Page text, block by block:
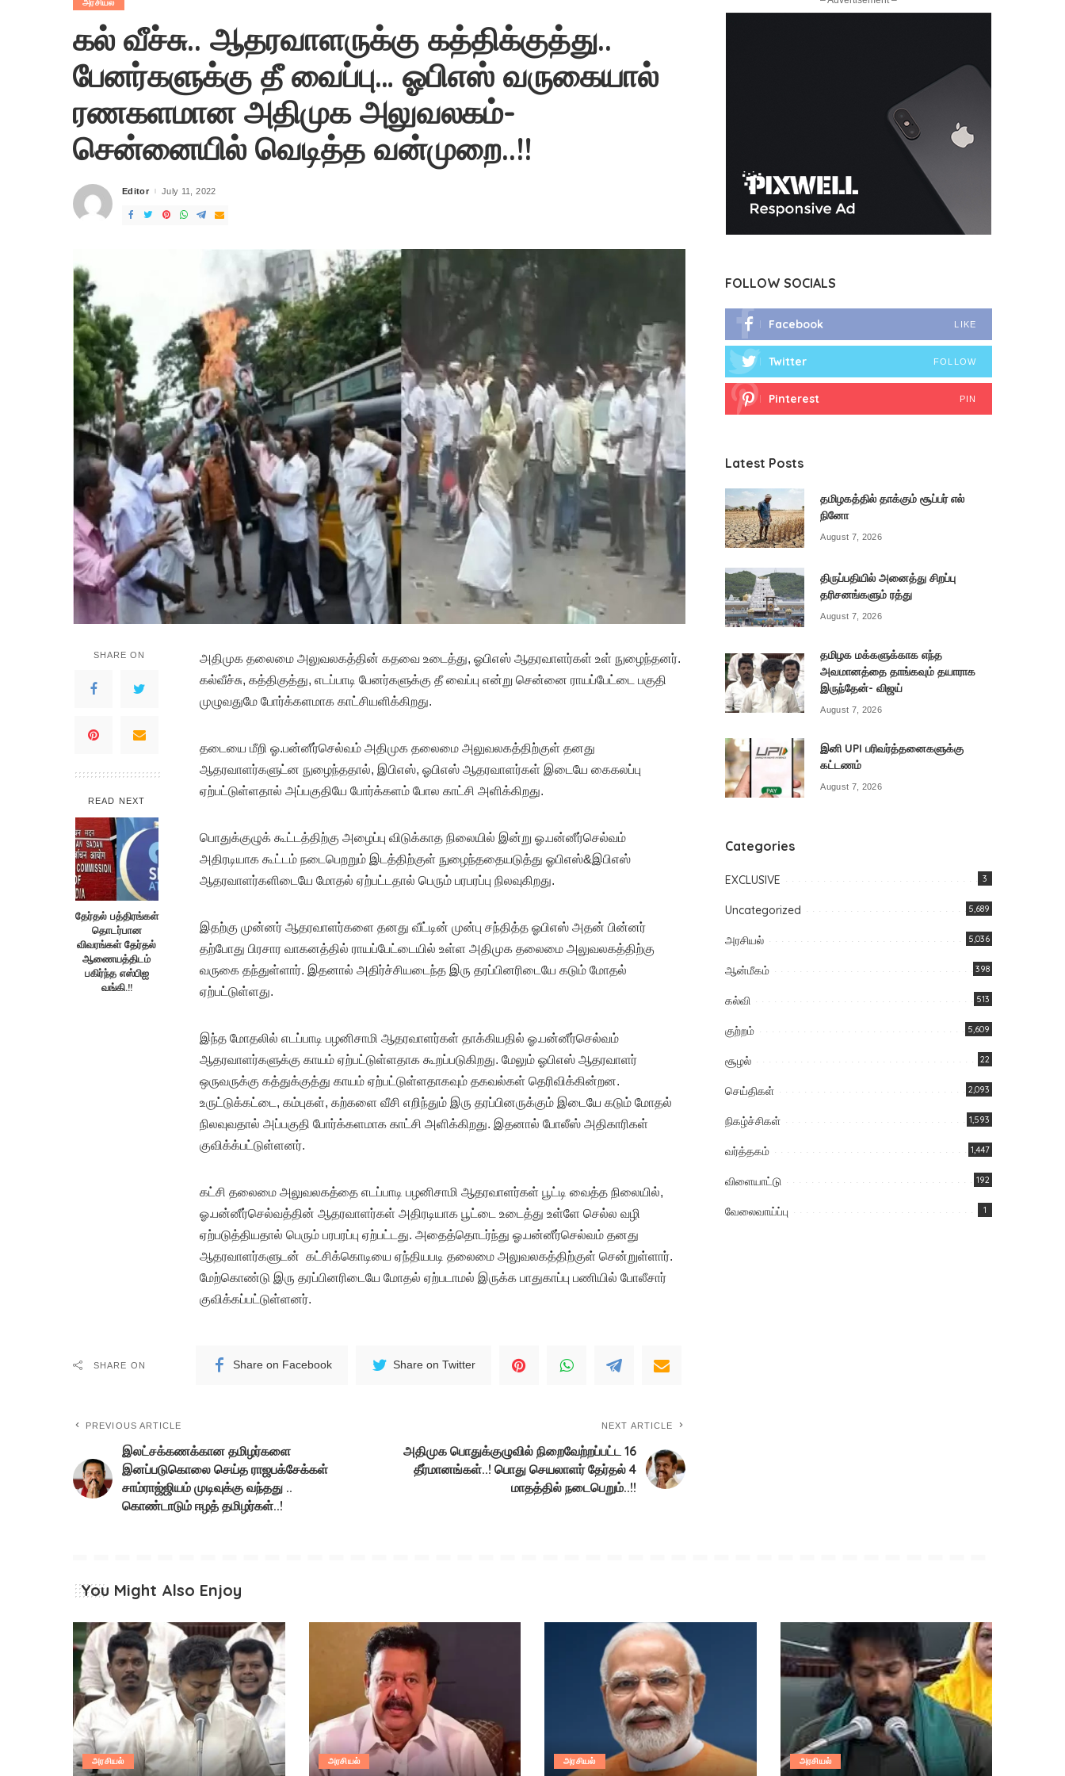
அரசியல்
கல் வீச்சு.. ஆதரவாளருக்கு கத்திக்குத்து..
பேனர்களுக்கு தீ வைப்பு… ஓபிஎஸ் வருகையால்
ரணகளமான அதிமுக அலுவலகம்-
சென்னையில் வெடித்த வன்முறை..!!
Posted
Editor July 11, 2022
SHARE ON
READ NEXT
தேர்தல் பத்திரங்கள்
தொடர்பான
விவரங்கள் தேர்தல்
ஆணையத்திடம்
பகிர்ந்த எஸ்பிஐ
வங்கி.!!
அதிமுக தலைமை அலுவலகத்தின் கதவை உடைத்து, ஓபிஎஸ் ஆதரவாளர்கள் உள் நுழைந்தனர்.
கல்வீச்சு, கத்திகுத்து, எடப்பாடி பேனர்களுக்கு தீ வைப்பு என்று சென்னை ராயப்பேட்டை பகுதி
முழுவதுமே போர்க்களமாக காட்சியளிக்கிறது.
தடையை மீறி ஓ.பன்னீர்செல்வம் அதிமுக தலைமை அலுவலகத்திற்குள் தனது
ஆதரவாளர்களுட்ன நுழைந்ததால், இபிஎஸ், ஓபிஎஸ் ஆதரவாளர்கள் இடையே கைகலப்பு
ஏற்பட்டுள்ளதால் அப்பகுதியே போர்க்களம் போல காட்சி அளிக்கிறது.
பொதுக்குழுக் கூட்டத்திற்கு அழைப்பு விடுக்காத நிலையில் இன்று ஓ.பன்னீர்செல்வம்
அதிரடியாக கூட்டம் நடைபெறறும் இடத்திற்குள் நுழைந்ததையடுத்து ஓபிஎஸ்&இபிஎஸ்
ஆதரவாளர்களிடையே மோதல் ஏற்பட்டதால் பெரும் பரபரப்பு நிலவுகிறது.
இதற்கு முன்னர் ஆதரவாளர்களை தனது வீட்டின் முன்பு சந்தித்த ஓபிஎஸ் அதன் பின்னர்
தற்போது பிரசார வாகனத்தில் ராயப்பேட்டையில் உள்ள அதிமுக தலைமை அலுவலகத்திற்கு
வருகை தந்துள்ளார். இதனால் அதிர்ச்சியடைந்த இரு தரப்பினரிடையே கடும் மோதல்
ஏற்பட்டுள்ளது.
இந்த மோதலில் எடப்பாடி பழனிசாமி ஆதரவாளர்கள் தாக்கியதில் ஓ.பன்னீர்செல்வம்
ஆதரவாளர்களுக்கு காயம் ஏற்பட்டுள்ளதாக கூறப்படுகிறது. மேலும் ஓபிஎஸ் ஆதரவாளர்
ஒருவருக்கு கத்துக்குத்து காயம் ஏற்பட்டுள்ளதாகவும் தகவல்கள் தெரிவிக்கின்றன.
உருட்டுக்கட்டை, கம்புகள், கற்களை வீசி எறிந்தும் இரு தரப்பினருக்கும் இடையே கடும் மோதல்
நிலவுவதால் அப்பகுதி போர்க்களமாக காட்சி அளிக்கிறது. இதனால் போலீஸ் அதிகாரிகள்
குவிக்க்பட்டுள்ளனர்.
கட்சி தலைமை அலுவலகத்தை எடப்பாடி பழனிசாமி ஆதரவாளர்கள் பூட்டி வைத்த நிலையில்,
ஓ.பன்னீர்செல்வத்தின் ஆதரவாளர்கள் அதிரடியாக பூட்டை உடைத்து உள்ளே செல்ல வழி
ஏற்படுத்தியதால் பெரும் பரபரப்பு ஏற்பட்டது. அதைத்தொடர்ந்து ஓ.பன்னீர்செல்வம் தனது
ஆதரவாளர்களுடன் கட்சிக்கொடியை ஏந்தியபடி தலைமை அலுவலகத்திற்குள் சென்றுள்ளார்.
மேற்கொண்டு இரு தரப்பினரிடையே மோதல் ஏற்படாமல் இருக்க பாதுகாப்பு பணியில் போலீசார்
குவிக்கப்பட்டுள்ளனர்.
SHARE ON Share on Facebook Share on Twitter
PREVIOUS ARTICLE
இலட்சக்கணக்கான தமிழர்களை
இனப்படுகொலை செய்த ராஜபக்சேக்கள்
சாம்ராஜ்ஜியம் முடிவுக்கு வந்தது ..
கொண்டாடும் ஈழத் தமிழர்கள்..!
NEXT ARTICLE
அதிமுக பொதுக்குழுவில் நிறைவேற்றப்பட்ட 16
தீர்மானங்கள்..! பொது செயலாளர் தேர்தல் 4
மாதத்தில் நடைபெறும்..!!
FOLLOW SOCIALS
Facebook LIKE
Twitter FOLLOW
Pinterest PIN
Latest Posts
தமிழகத்தில் தாக்கும் சூப்பர் எல்
நினோ
August 7, 2026
திருப்பதியில் அனைத்து சிறப்பு
தரிசனங்களும் ரத்து
August 7, 2026
தமிழக மக்களுக்காக எந்த
அவமானத்தை தாங்கவும் தயாராக
இருந்தேன்- விஜய்
August 7, 2026
இனி UPI பரிவர்த்தனைகளுக்கு
கட்டணம்
August 7, 2026
Categories
EXCLUSIVE 3
Uncategorized 5,689
அரசியல் 5,036
ஆன்மீகம் 398
கல்வி 513
குற்றம் 5,609
சூழல் 22
செய்திகள் 2,093
நிகழ்ச்சிகள் 1,593
வர்த்தகம் 1,447
விளையாட்டு 192
வேலைவாய்ப்பு 1
You Might Also Enjoy
அரசியல் அரசியல் அரசியல் அரசியல்